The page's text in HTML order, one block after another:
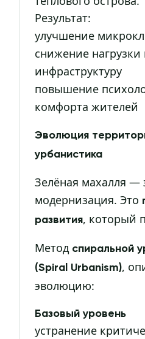
Результат:
улучшение
снижение
инфраструктуру
повышение
комфорта жителей
Эволюция
урбанистика
Зелёная махалля —
модернизация. Это
развития, который
Метод спиральной
(Spiral Urbanism),
эволюцию:
Базовый уровень
устранение